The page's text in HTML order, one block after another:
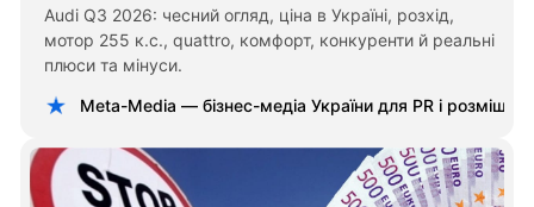
Audi Q3 2026: чесний огляд, ціна в Україні, розхід,
мотор 255 к.с., quattro, комфорт, конкуренти й реальні
плюси та мінуси.
Meta-Media — бізнес-медіа України для PR і